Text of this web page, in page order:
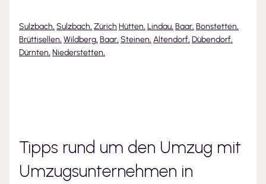
Sulzbach, Sulzbach, Zürich Hütten, Lindau, Baar, Bonstetten,
Brüttisellen, Wildberg, Baar, Steinen, Altendorf, Dübendorf,
Dürnten, Niederstetten,
Tipps rund um den Umzug mit
Umzugsunternehmen in